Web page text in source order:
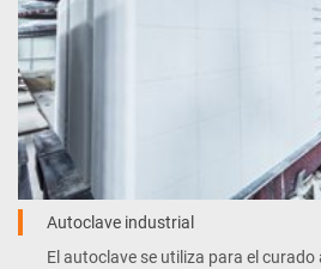
Autoclave industrial
El autoclave se utiliza para el